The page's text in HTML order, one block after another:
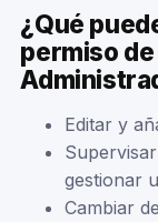
¿Qué
permiso
Editar y
gestionar
Cambiar